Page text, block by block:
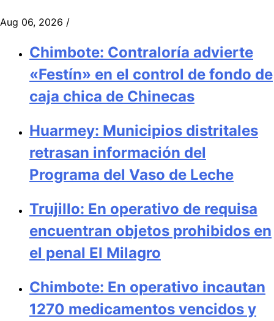
Aug 06, 2026 /
Chimbote: Contraloría advierte
«Festín» en el control de fondo de
caja chica de Chinecas
Huarmey: Municipios distritales
retrasan información del
Programa del Vaso de Leche
Trujillo: En operativo de requisa
encuentran objetos prohibidos en
el penal El Milagro
Chimbote: En operativo incautan
1270 medicamentos vencidos y